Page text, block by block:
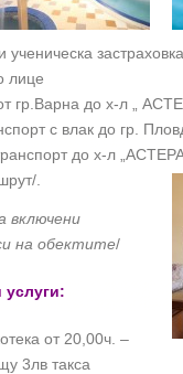
ученическа застраховка
лице
гр.Варна до х-л „
с влак до гр.
до х-л
.
включени
на обектите/
от 20,00ч. –
3лв такса